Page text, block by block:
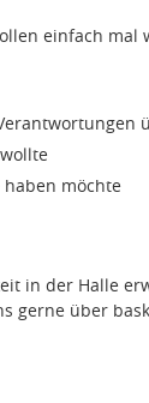
einfach mal
möchte
in der Halle
gerne über